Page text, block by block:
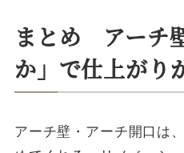
まとめ アーチ
か」で仕上がり
アーチ壁・アーチ開口は